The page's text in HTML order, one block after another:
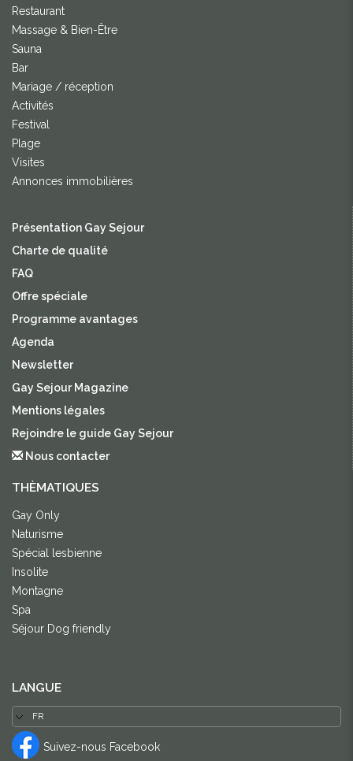
Restaurant
Massage & Bien-Être
Sauna
Bar
Mariage / réception
Activités
Festival
Plage
Visites
Annonces immobilières
Présentation Gay Sejour
Charte de qualité
FAQ
Offre spéciale
Programme avantages
Agenda
Newsletter
Gay Sejour Magazine
Mentions légales
Rejoindre le guide Gay Sejour
Nous contacter
THÈMATIQUES
Gay Only
Naturisme
Spécial lesbienne
Insolite
Montagne
Spa
Séjour Dog friendly
LANGUE
Suivez-nous Facebook